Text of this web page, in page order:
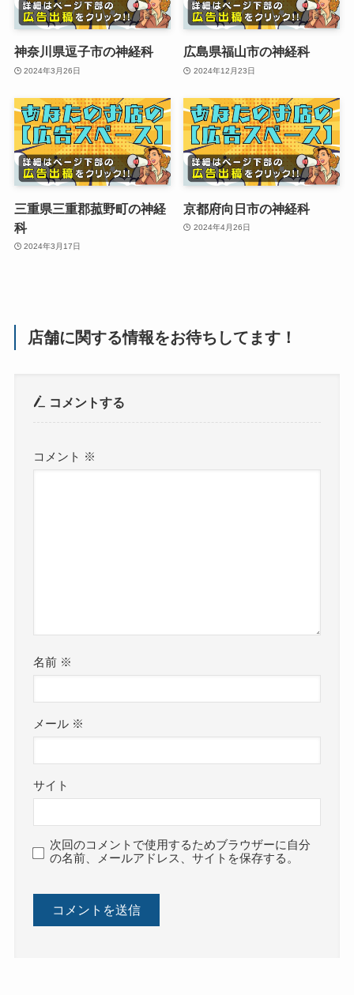
神奈川県逗子市の神経科
2024年3月26日
広島県福山市の神経科
2024年12月23日
三重県三重郡菰野町の神経
科
2024年3月17日
京都府向日市の神経科
2024年4月26日
店舗に関する情報をお待ちしてます！
コメントする
コメント ※
名前 ※
メール ※
サイト
次回のコメントで使用するためブラウザーに自分
の名前、メールアドレス、サイトを保存する。